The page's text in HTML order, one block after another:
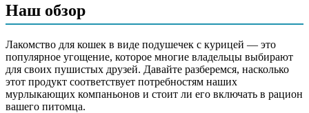
растительные масла (в том числе подсолнечное масло),
продукты животного происхождения (в том числе из курицы),
краситель, минеральные вещества, пивные дрожжи,
аминокислоты (в том числе таурин), витамины,
антиоксиданты
Аналитический состав
Наш обзор
Лакомство для кошек в виде подушечек с курицей — это
популярное угощение, которое многие владельцы выбирают
для своих пушистых друзей. Давайте разберемся, насколько
этот продукт соответствует потребностям наших
мурлыкающих компаньонов и стоит ли его включать в рацион
вашего питомца.